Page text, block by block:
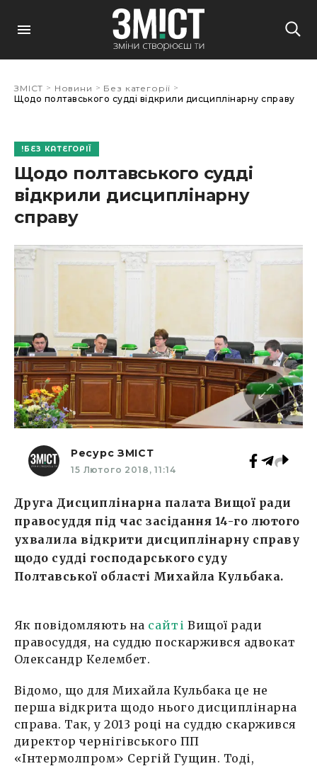
ЗМІСТ > Новини > Без категорії >
Щодо полтавського судді відкрили дисциплінарну справу
БЕЗ КАТЕГОРІЇ
Щодо полтавського судді
відкрили дисциплінарну
справу
Ресурс ЗМІСТ
15 Лютого 2018, 11:14
Друга Дисциплінарна палата Вищої ради
правосуддя під час засідання 14-го лютого
ухвалила відкрити дисциплінарну справу
щодо судді господарського суду
Полтавської області Михайла Кульбака.
Як повідомляють на сайті Вищої ради
правосуддя, на суддю поскаржився адвокат
Олександр Келембет.
Відомо, що для Михайла Кульбака це не
перша відкрита щодо нього дисциплінарна
справа. Так, у 2013 році на суддю скаржився
директор чернігівського ПП
«Інтермолпром» Сергій Гущин. Тоді,